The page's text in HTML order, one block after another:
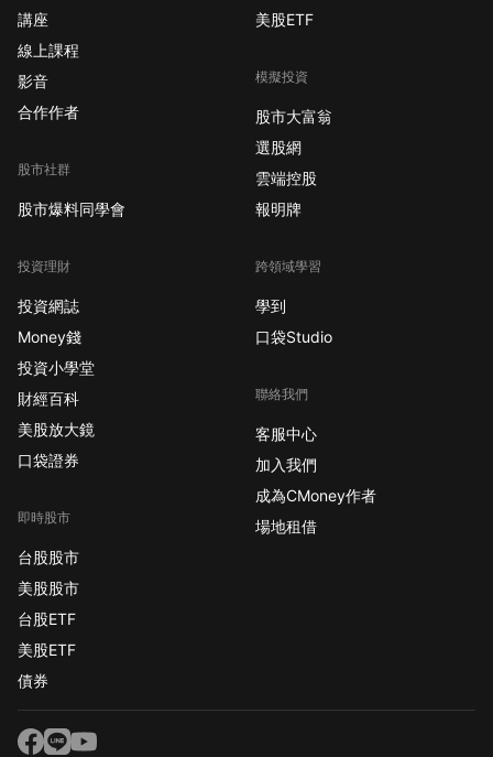
講座
線上課程
影音
合作作者
股市社群
股市爆料同學會
投資理財
投資網誌
Money錢
投資小學堂
財經百科
美股放大鏡
口袋證券
即時股市
台股股市
美股股市
台股ETF
美股ETF
債券
美股ETF
模擬投資
股市大富翁
選股網
雲端控股
報明牌
跨領域學習
學到
口袋Studio
聯絡我們
客服中心
加入我們
成為CMoney作者
場地租借